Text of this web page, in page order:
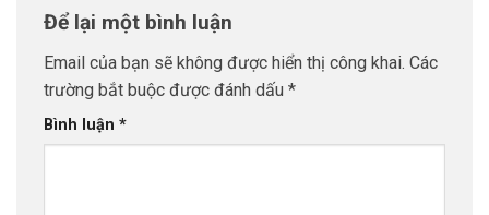
Để lại một bình luận
Email của bạn sẽ không được hiển thị công khai. Các
trường bắt buộc được đánh dấu *
Bình luận *